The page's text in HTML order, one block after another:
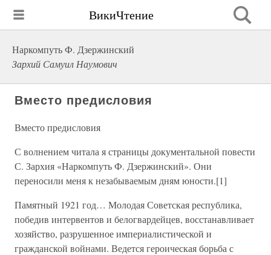
ВикиЧтение
Наркомпуть Ф. Дзержинский
Зархий Самуил Наумович
Вместо предисловия
Вместо предисловия
С волнением читала я страницы документальной повести
С. Зархия «Наркомпуть Ф. Дзержинский». Они
переносили меня к незабываемым дням юности.[1]
Памятный 1921 год… Молодая Советская республика,
победив интервентов и белогвардейцев, восстанавливает
хозяйство, разрушенное империалистической и
гражданской войнами. Ведется героическая борьба с